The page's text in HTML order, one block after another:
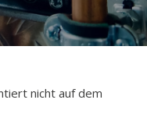
nicht auf dem